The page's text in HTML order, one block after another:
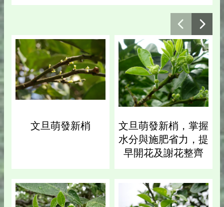
文旦萌發新梢
文旦萌發新梢，掌握
水分與施肥省力，提
早開花及謝花整齊